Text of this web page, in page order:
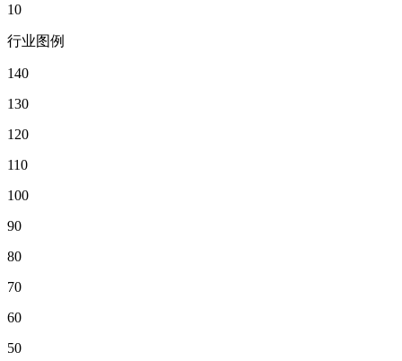
10
行业图例
140
130
120
110
100
90
80
70
60
50